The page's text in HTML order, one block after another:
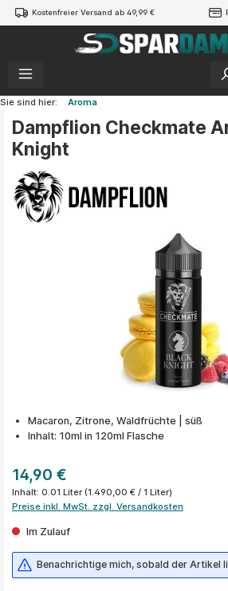
springen
Kostenfreier Versand ab 49,99 €
Sie sind hier: Aroma
Dampflion Checkmate
Knight
Macaron, Zitrone, Waldfrüchte | süß
Inhalt: 10ml in 120ml Flasche
14,90 €
Inhalt: 0.01 Liter (1.490,00 € / 1 Liter)
Preise inkl. MwSt. zzgl. Versandkosten
Im Zulauf
Benachrichtige mich, sobald der Artikel